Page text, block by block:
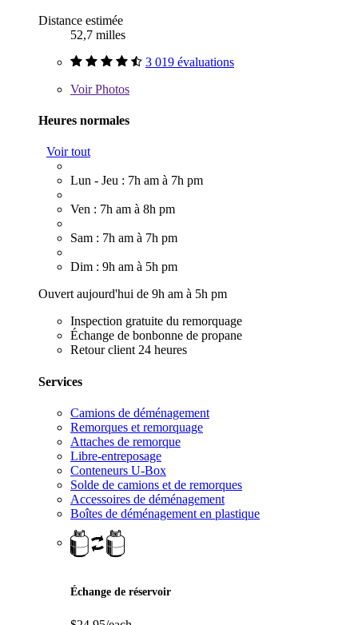
Distance estimée
52,7 milles
3 019 évaluations
VoirPhotos
Heures normales
Voir tout
Lun - Jeu : 7h am à 7h pm
Ven : 7h am à 8h pm
Sam : 7h am à 7h pm
Dim : 9h am à 5h pm
Ouvert aujourd'hui de 9h am à 5h pm
Inspection gratuite du remorquage
Échange de bonbonne de propane
Retour client 24 heures
Services
Camions de déménagement
Remorques et remorquage
Attaches de remorque
Libre-entreposage
Conteneurs U-Box
Solde de camions et de remorques
Accessoires de déménagement
Boîtes de déménagement en plastique
Échange de réservoir